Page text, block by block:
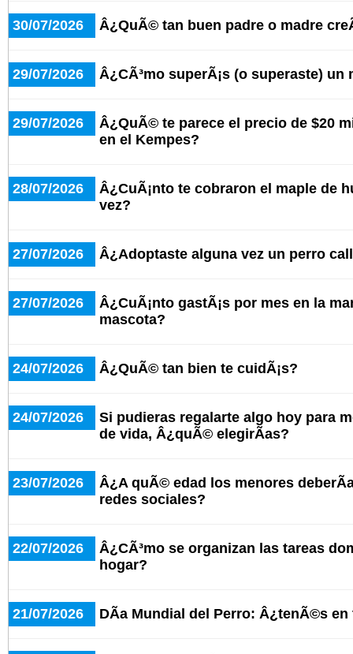
30/07/2026 Â¿QuÃ© tan buen padre o madre
29/07/2026 Â¿CÃ³mo superÃ¡s (o superaste) un
29/07/2026
Â¿QuÃ© te parece el precio de $20
en el Kempes?
28/07/2026
Â¿CuÃ¡nto te cobraron el maple de
vez?
27/07/2026 Â¿Adoptaste alguna vez un perro
27/07/2026
Â¿CuÃ¡nto gastÃ¡s por mes en la
mascota?
24/07/2026 Â¿QuÃ© tan bien te cuidÃ¡s?
24/07/2026
Si pudieras regalarte algo hoy para
de vida, Â¿quÃ© elegirÃ­as?
23/07/2026
Â¿A quÃ© edad los menores
redes sociales?
22/07/2026
Â¿CÃ³mo se organizan las tareas
hogar?
21/07/2026 DÃ­a Mundial del Perro: Â¿tenÃ©s en